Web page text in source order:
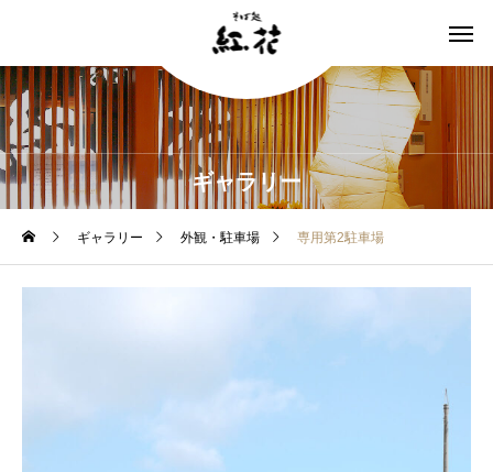
ギャラリー
ギャラリー 外観・駐車場 専用第2駐車場